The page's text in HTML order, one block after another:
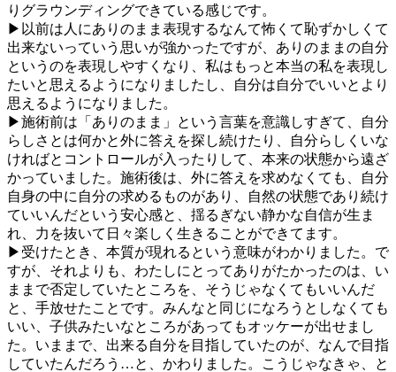
りグラウンディングできている感じです。
▶以前は人にありのまま表現するなんて怖くて恥ずかしくて
出来ないっていう思いが強かったですが、ありのままの自分
というのを表現しやすくなり、私はもっと本当の私を表現し
たいと思えるようになりましたし、自分は自分でいいとより
思えるようになりました。
▶施術前は「ありのまま」という言葉を意識しすぎて、自分
らしさとは何かと外に答えを探し続けたり、自分らしくいな
ければとコントロールが入ったりして、本来の状態から遠ざ
かっていました。施術後は、外に答えを求めなくても、自分
自身の中に自分の求めるものがあり、自然の状態であり続け
ていいんだという安心感と、揺るぎない静かな自信が生ま
れ、力を抜いて日々楽しく生きることができてます。
▶受けたとき、本質が現れるという意味がわかりました。で
すが、それよりも、わたしにとってありがたかったのは、い
ままで否定していたところを、そうじゃなくてもいいんだ
と、手放せたことです。みんなと同じになろうとしなくても
いい、子供みたいなところがあってもオッケーが出せまし
た。いままで、出来る自分を目指していたのが、なんで目指
していたんだろう…と、かわりました。こうじゃなきゃ、と